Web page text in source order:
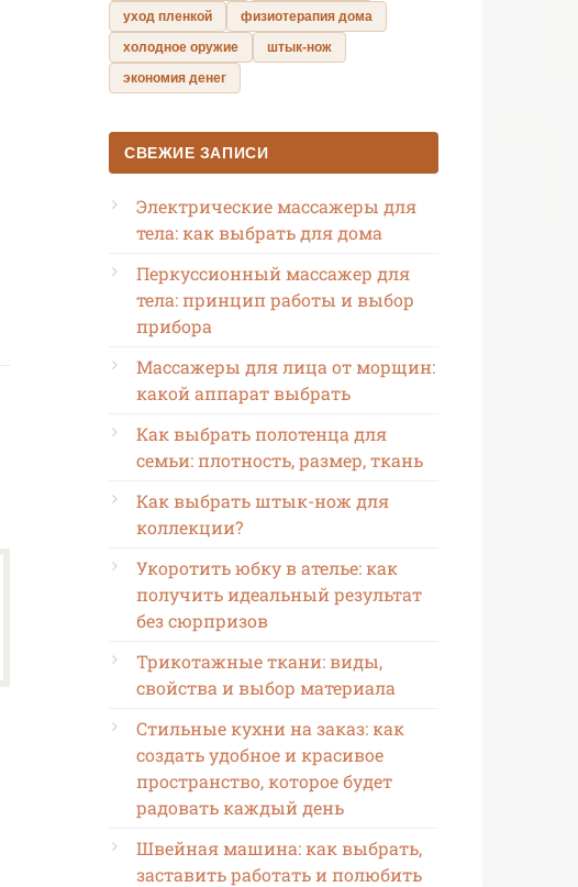
уход пленкой
физиотерапия дома
холодное оружие
штык-нож
экономия денег
СВЕЖИЕ ЗАПИСИ
Электрические массажеры для
тела: как выбрать для дома
Перкуссионный массажер для
тела: принцип работы и выбор
прибора
Массажеры для лица от морщин:
какой аппарат выбрать
Как выбрать полотенца для
семьи: плотность, размер, ткань
Как выбрать штык-нож для
коллекции?
Укоротить юбку в ателье: как
получить идеальный результат
без сюрпризов
Трикотажные ткани: виды,
свойства и выбор материала
Стильные кухни на заказ: как
создать удобное и красивое
пространство, которое будет
радовать каждый день
Швейная машина: как выбрать,
заставить работать и полюбить